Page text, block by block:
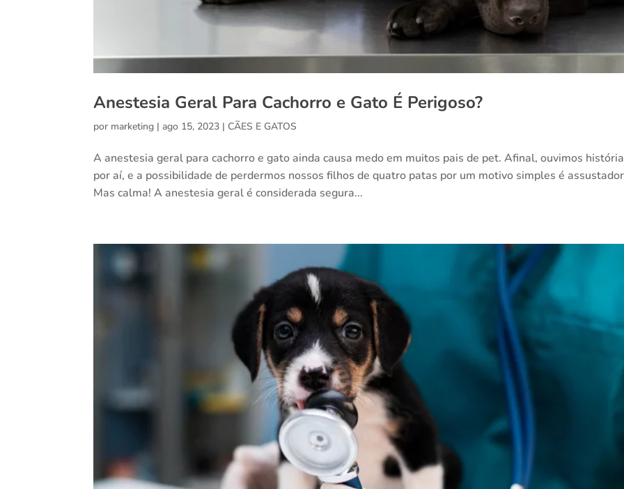
Anestesia Geral Para Cachorro e Gato É Perigoso?
por marketing |ago 15, 2023 | CÃES E GATOS
A anestesia geral para cachorro e gato ainda causa medo em muitos pais de pet. Afinal, ouvimos
por aí, e a possibilidade de perdermos nossos filhos de quatro patas por um motivo simples é
Mas calma! A anestesia geral é considerada segura...